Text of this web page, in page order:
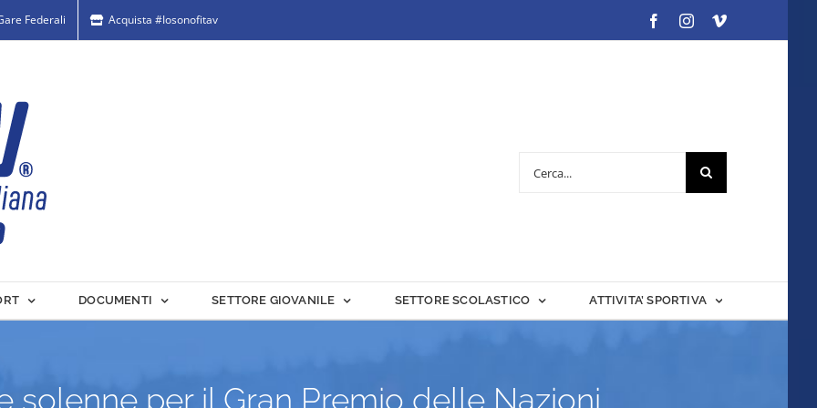
Federali Acquista #Iosonofitav FacebookInstagramVimeo
DOCUMENTI SETTORE GIOVANILE SETTORE SCOLASTICO ATTIVITA’ SPORTIVA
solenne per il Gran Premio delle Nazioni